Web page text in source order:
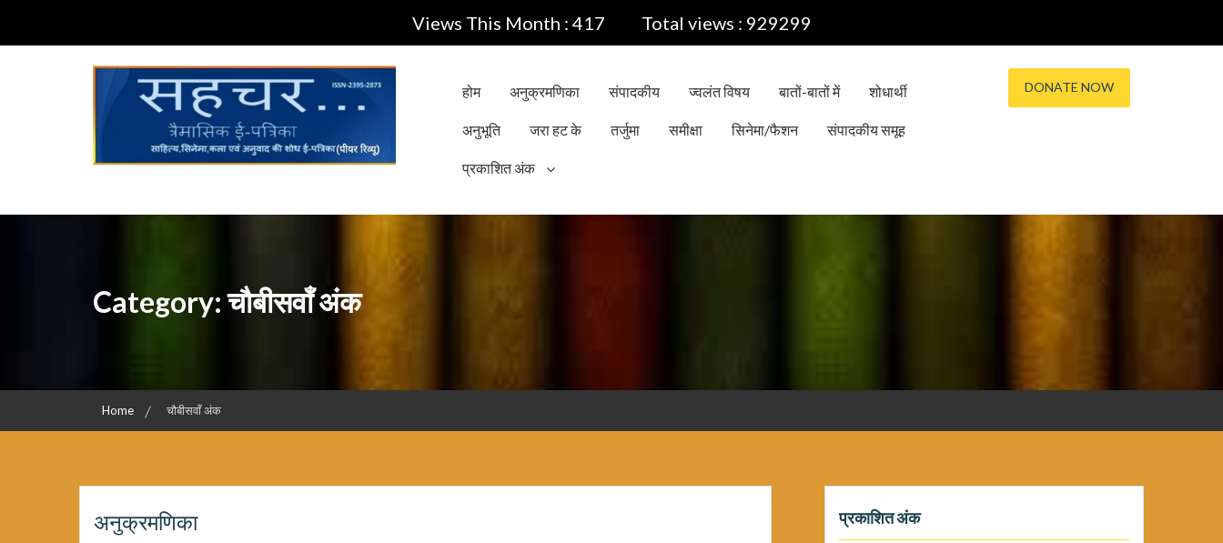
Views This Month : 417 Total views : 929299
होम अनुक्रमणिका संपादकीय ज्वलंत विषय बातों-बातों में शोधार्थी
अनुभूति जरा हट के तर्जुमा समीक्षा सिनेमा/फैशन संपादकीय समूह
प्रकाशित अंक
DONATE NOW
Category:चौबीसवाँ अंक
Home चौबीसवाँ अंक
अनुक्रमणिका प्रकाशित अंक